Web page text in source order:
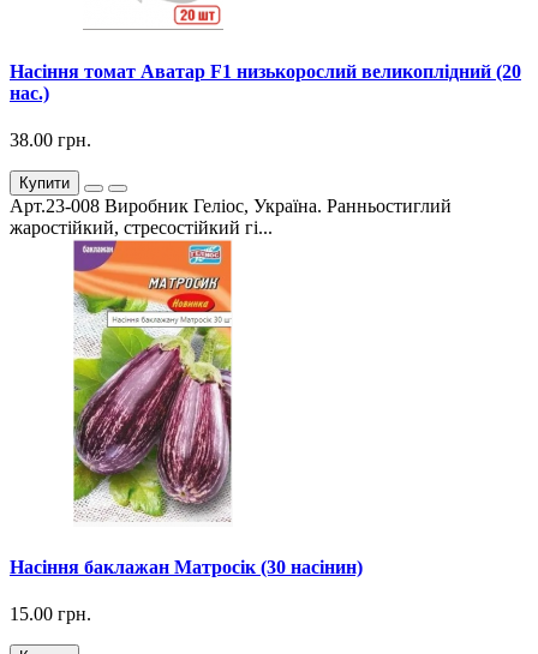
Насіння томат Аватар F1 низькорослий великоплідний (20
нас.)
38.00 грн.
Купити
Арт.23-008 Виробник Геліос, Україна. Ранньостиглий
жаростійкий, стресостійкий гі...
Насіння баклажан Матросік (30 насінин)
15.00 грн.